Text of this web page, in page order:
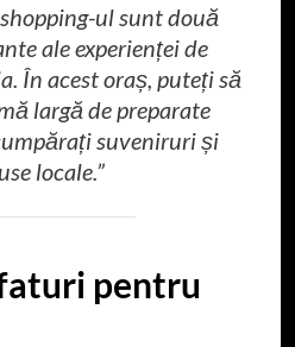
ul sunt două
ale experienței de
În acest oraș, puteți să
largă de preparate
suveniruri și
locale.”
pentru